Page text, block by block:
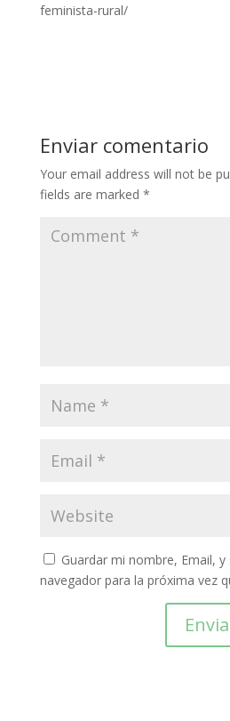
feminista-rural/
Enviar comentario
Your email address will not be
fields are marked *
Guardar mi nombre, Email,
navegador para la próxima vez